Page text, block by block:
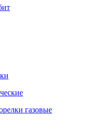
газовые